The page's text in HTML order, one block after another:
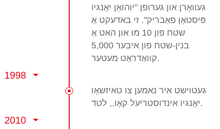
געוואָרן און גערופן "יוהואַן יאָנגיו
פּיסטאָן פאַבריק". זי באדעקט אַ
שטח פון 10 מו און האט אַ
בנין-שטח פון איבער 5,000
קוואַדראַט מעטער.
1998
געטוישט איר נאמען צו טאיזשאָו
יאָנגיו אינדוסטריעל קאָו., לטד.
2010